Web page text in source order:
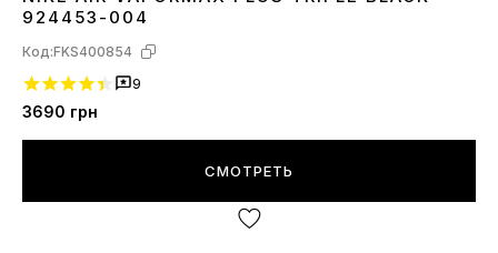
3637 38 39 4041 42 434445
924453-004
Код:FKS400854
9
3690 грн
СМОТРЕТЬ